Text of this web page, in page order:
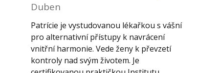
Duben
Patrície je vystudovanou lékařkou s vášní
pro alternativní přístupy k navrácení
vnitřní harmonie. Vede ženy k převzetí
kontroly nad svým životem. Je